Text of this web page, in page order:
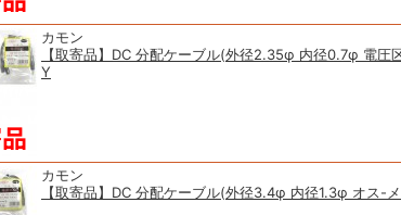
カモン
【取寄品】DC 分配ケーブル(外径2.35φ 内径0.7φ 電
Y
カモン
【取寄品】DC 分配ケーブル(外径3.4φ 内径1.3φ オス